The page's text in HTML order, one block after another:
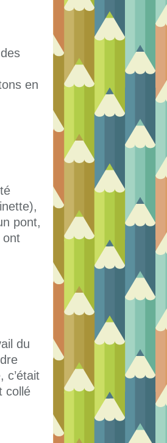
en
pont,
ont
du
c’était
collé